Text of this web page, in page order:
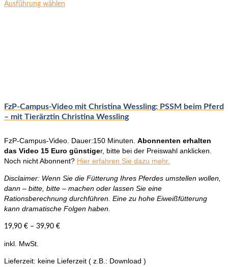
Ausführung wählen
der
Produktseite
FzP-Campus-Video mit Christina Wessling: PSSM beim Pferd
– mit Tierärztin Christina Wessling
FzP-Campus-Video. Dauer:150 Minuten. Abonnenten erhalten
das Video 15 Euro günstiger, bitte bei der Preiswahl anklicken.
Noch nicht Abonnent? Hier erfahren Sie dazu mehr.
Disclaimer: Wenn Sie die Fütterung Ihres Pferdes umstellen wollen,
dann – bitte, bitte – machen oder lassen Sie eine
Rationsberechnung durchführen. Eine zu hohe Eiweißfütterung
kann dramatische Folgen haben.
19,90 € – 39,90 €
inkl. MwSt.
Lieferzeit: keine Lieferzeit ( z.B.: Download )